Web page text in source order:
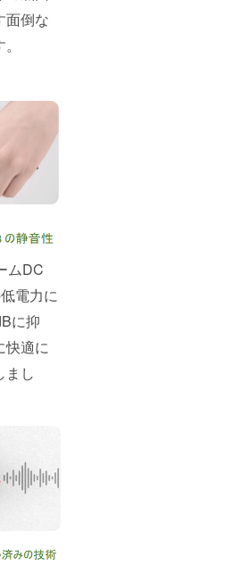
面倒な
ムDC
電力に
に抑
快適に
まし